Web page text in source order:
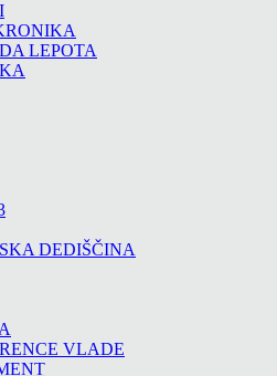
LEPOTA
DEDIŠČINA
VLADE